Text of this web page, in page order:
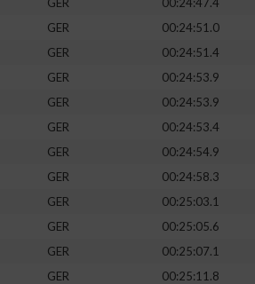
GER 00:24:51.0
GER
00:24:51.4
GER
00:24:53.9
GER
00:24:53.9
GER
00:24:53.4
GER 00:24:54.9
GER
00:24:58.3
GER
00:25:03.1
GER
00:25:05.6
GER
00:25:07.1
GER 00:25:11.8
Daten aus